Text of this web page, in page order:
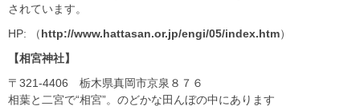
されています。
HP: （http://www.hattasan.or.jp/engi/05/index.htm）
【相宮神社】
〒321-4406 栃木県真岡市京泉８７６
相葉と二宮で“相宮”。のどかな田んぼの中にあります